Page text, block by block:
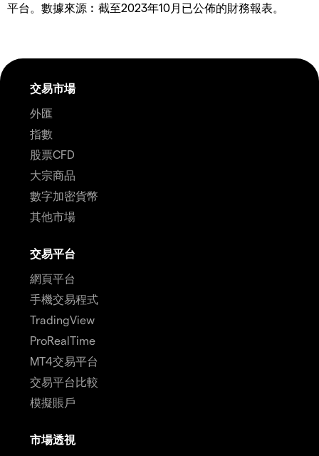
平台。數據來源︰截至2023年10月已公佈的財務報表。
交易市場
外匯
指數
股票CFD
大宗商品
數字加密貨幣
其他市場
交易平台
網頁平台
手機交易程式
TradingView
ProRealTime
MT4交易平台
交易平台比較
模擬賬戶
市場透視